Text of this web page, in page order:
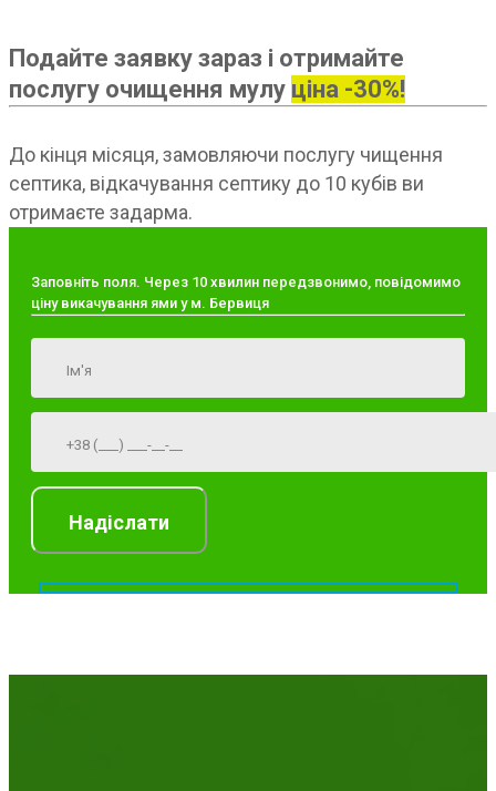
Подайте заявку зараз і отримайте
послугу очищення мулу ціна -30%!
До кінця місяця, замовляючи послугу чищення
септика, відкачування септику до 10 кубів ви
отримаєте задарма.
Заповніть поля. Через 10 хвилин передзвонимо, повідомимо
ціну викачування ями у м. Бервиця